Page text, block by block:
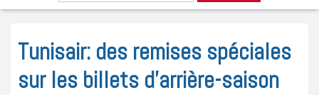
Tunisair: des remises spéciales
sur les billets d’arrière-saison